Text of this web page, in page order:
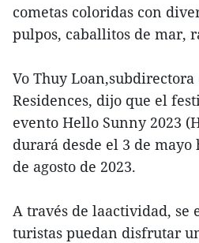
cometas coloridas con
pulpos, caballitos de mar,
Vo Thuy
Residences, dijo que el
evento Hello Sunny 2023
durará desde el 3 de
de agosto de 2023.
A través de laactividad, se
turistas puedan disfrutar